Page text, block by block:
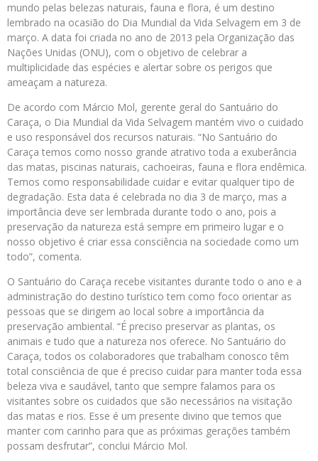
mundo pelas belezas naturais, fauna e flora, é um destino
lembrado na ocasião do Dia Mundial da Vida Selvagem em 3 de
março. A data foi criada no ano de 2013 pela Organização das
Nações Unidas (ONU), com o objetivo de celebrar a
multiplicidade das espécies e alertar sobre os perigos que
ameaçam a natureza.
De acordo com Márcio Mol, gerente geral do Santuário do
Caraça, o Dia Mundial da Vida Selvagem mantém vivo o cuidado
e uso responsável dos recursos naturais. “No Santuário do
Caraça temos como nosso grande atrativo toda a exuberância
das matas, piscinas naturais, cachoeiras, fauna e flora endêmica.
Temos como responsabilidade cuidar e evitar qualquer tipo de
degradação. Esta data é celebrada no dia 3 de março, mas a
importância deve ser lembrada durante todo o ano, pois a
preservação da natureza está sempre em primeiro lugar e o
nosso objetivo é criar essa consciência na sociedade como um
todo”, comenta.
O Santuário do Caraça recebe visitantes durante todo o ano e a
administração do destino turístico tem como foco orientar as
pessoas que se dirigem ao local sobre a importância da
preservação ambiental. “É preciso preservar as plantas, os
animais e tudo que a natureza nos oferece. No Santuário do
Caraça, todos os colaboradores que trabalham conosco têm
total consciência de que é preciso cuidar para manter toda essa
beleza viva e saudável, tanto que sempre falamos para os
visitantes sobre os cuidados que são necessários na visitação
das matas e rios. Esse é um presente divino que temos que
manter com carinho para que as próximas gerações também
possam desfrutar”, conclui Márcio Mol.